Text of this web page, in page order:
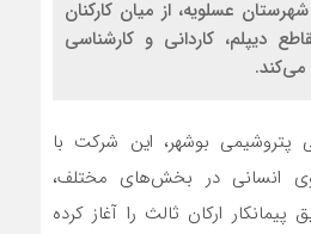
عسلویه، از میان کارکنان
دیپلم، کاردانی و کارشناسی
پتروشیمی بوشهر، این شرکت با
انسانی در بخش‌های مختلف،
ارکان ثالث را آغاز کرده